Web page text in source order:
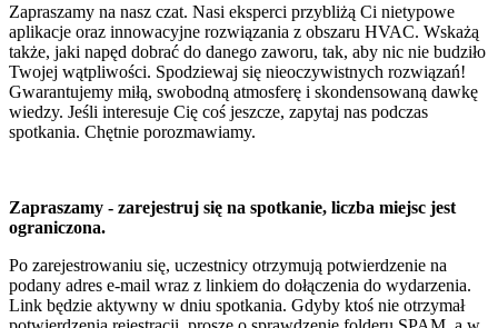
Zapraszamy na nasz czat. Nasi eksperci przybliżą Ci nietypowe
aplikacje oraz innowacyjne rozwiązania z obszaru HVAC. Wskażą
także, jaki napęd dobrać do danego zaworu, tak, aby nic nie budziło
Twojej wątpliwości. Spodziewaj się nieoczywistnych rozwiązań!
Gwarantujemy miłą, swobodną atmosferę i skondensowaną dawkę
wiedzy. Jeśli interesuje Cię coś jeszcze, zapytaj nas podczas
spotkania. Chętnie porozmawiamy.
Zapraszamy - zarejestruj się na spotkanie, liczba miejsc jest
ograniczona.
Po zarejestrowaniu się, uczestnicy otrzymują potwierdzenie na
podany adres e-mail wraz z linkiem do dołączenia do wydarzenia.
Link będzie aktywny w dniu spotkania. Gdyby ktoś nie otrzymał